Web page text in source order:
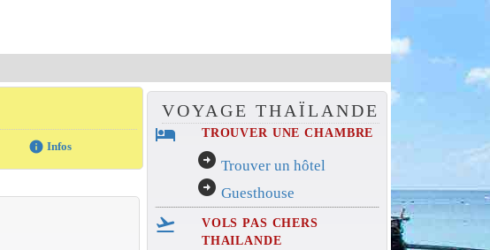
info Infos
VOYAGE THAÏLANDE
hotel TROUVER UNE CHAMBRE
arrow_circle_right Trouver un hôtel
arrow_circle_right Guesthouse
flight_takeoff
VOLS PAS CHERS
THAILANDE